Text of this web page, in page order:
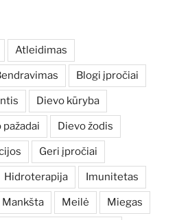
Atleidimas
Blogi įpročiai
Dievo kūryba
pažadai Dievo žodis
Geri įpročiai
Hidroterapija Imunitetas
Mankšta Meilė Miegas